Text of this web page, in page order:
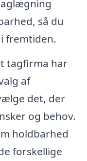
så du
fremtiden.
tagfirma har
af
det, der
og behov.
holdbarhed
forskellige